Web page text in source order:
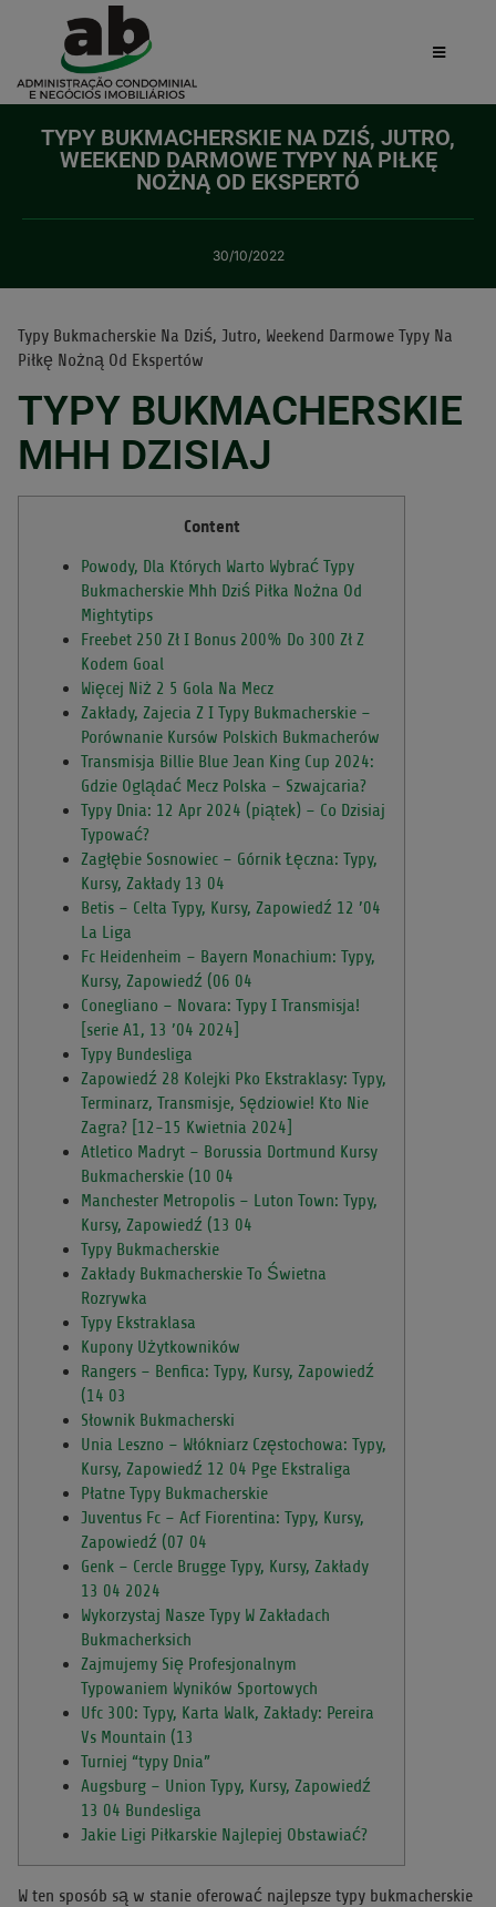
TYPY BUKMACHERSKIE NA DZIŚ, JUTRO,
WEEKEND DARMOWE TYPY NA PIŁKĘ
NOŻNĄ OD EKSPERTÓ
30/10/2022
Typy Bukmacherskie Na Dziś, Jutro, Weekend Darmowe Typy Na
Piłkę Nożną Od Ekspertów
TYPY BUKMACHERSKIE
MHH DZISIAJ
Content
Powody, Dla Których Warto Wybrać Typy
Bukmacherskie Mhh Dziś Piłka Nożna Od
Mightytips
Freebet 250 Zł I Bonus 200% Do 300 Zł Z
Kodem Goal
Więcej Niż 2 5 Gola Na Mecz
Zakłady, Zajecia Z I Typy Bukmacherskie –
Porównanie Kursów Polskich Bukmacherów
Transmisja Billie Blue Jean King Cup 2024:
Gdzie Oglądać Mecz Polska – Szwajcaria?
Typy Dnia: 12 Apr 2024 (piątek) – Co Dzisiaj
Typować?
Zagłębie Sosnowiec – Górnik Łęczna: Typy,
Kursy, Zakłady 13 04
Betis – Celta Typy, Kursy, Zapowiedź 12 ’04
La Liga
Fc Heidenheim – Bayern Monachium: Typy,
Kursy, Zapowiedź (06 04
Conegliano – Novara: Typy I Transmisja!
[serie A1, 13 ’04 2024]
Typy Bundesliga
Zapowiedź 28 Kolejki Pko Ekstraklasy: Typy,
Terminarz, Transmisje, Sędziowie! Kto Nie
Zagra? [12-15 Kwietnia 2024]
Atletico Madryt – Borussia Dortmund Kursy
Bukmacherskie (10 04
Manchester Metropolis – Luton Town: Typy,
Kursy, Zapowiedź (13 04
Typy Bukmacherskie
Zakłady Bukmacherskie To Świetna
Rozrywka
Typy Ekstraklasa
Kupony Użytkowników
Rangers – Benfica: Typy, Kursy, Zapowiedź
(14 03
Słownik Bukmacherski
Unia Leszno – Włókniarz Częstochowa: Typy,
Kursy, Zapowiedź 12 04 Pge Ekstraliga
Płatne Typy Bukmacherskie
Juventus Fc – Acf Fiorentina: Typy, Kursy,
Zapowiedź (07 04
Genk – Cercle Brugge Typy, Kursy, Zakłady
13 04 2024
Wykorzystaj Nasze Typy W Zakładach
Bukmacherksich
Zajmujemy Się Profesjonalnym
Typowaniem Wyników Sportowych
Ufc 300: Typy, Karta Walk, Zakłady: Pereira
Vs Mountain (13
Turniej “typy Dnia”
Augsburg – Union Typy, Kursy, Zapowiedź
13 04 Bundesliga
Jakie Ligi Piłkarskie Najlepiej Obstawiać?
W ten sposób są w stanie oferować najlepsze typy bukmacherskie